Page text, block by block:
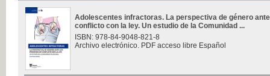
Adolescentes infractoras. La perspectiva de género
conflicto con la ley. Un estudio de la Comunidad ...
ISBN: 978-84-9048-821-8
Archivo electrónico. PDF acceso libre Español